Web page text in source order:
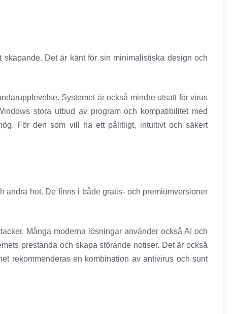
Det är känt för sin minimalistiska design och
Systemet är också mindre utsatt för virus
stora utbud av program och kompatibilitet med
För den som vill ha ett pålitligt, intuitivt och säkert
andra hot. De finns i både gratis- och premiumversioner
Många moderna lösningar använder också AI och
prestanda och skapa störande notiser. Det är också
rekommenderas en kombination av antivirus och sunt